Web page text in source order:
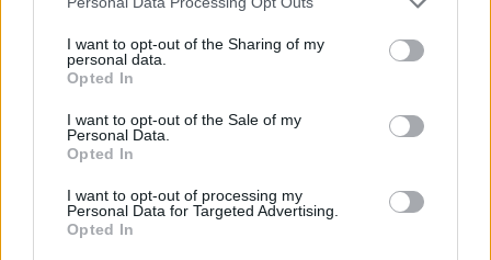
I want to opt-out of the Sharing of my
personal data.
Opted In
I want to opt-out of the Sale of my
Personal Data.
Opted In
I want to opt-out of processing my
Personal Data for Targeted Advertising.
Opted In
2026. július 22., szerda
Nutellás-pisztáciás rudacska –
videó